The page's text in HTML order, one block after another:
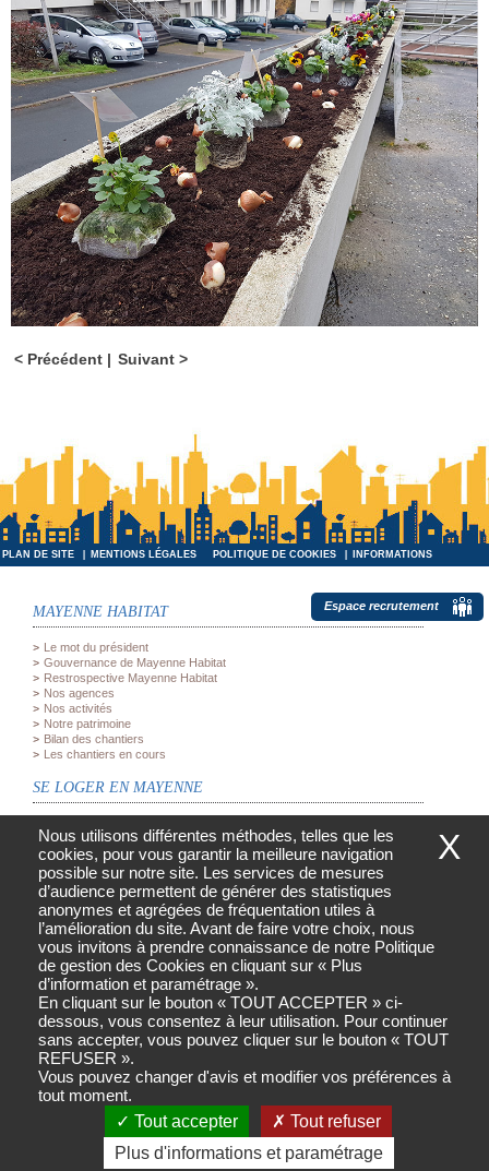
Précédent Suivant
PLAN DE SITE MENTIONS LÉGALES POLITIQUE DE COOKIES
INFORMATIONS
MAYENNE HABITAT
Le mot du président
Gouvernance de Mayenne Habitat
Restrospective Mayenne Habitat
Nos agences
Nos activités
Notre patrimoine
Bilan des chantiers
Les chantiers en cours
SE LOGER EN MAYENNE
Vous recherchez un garage
Vous recherchez un local commercial
L'accession à la propriété
ESPACE PROFESSIONNEL
Publicité
Avis d'attribution
Espace recrutement
VOUS ÊTES LOCATAIRE
Vous êtes locataire
Votre loyer et vos charges locatives
Les aides
Les documents à votre disposition
Votre espace personnalisé
Réalisation Ceasy
X
Nous utilisons différentes méthodes, telles que les
cookies, pour vous garantir la meilleure navigation
possible sur notre site. Les services de mesures
d’audience permettent de générer des statistiques
anonymes et agrégées de fréquentation utiles à
l’amélioration du site. Avant de faire votre choix, nous
vous invitons à prendre connaissance de notre Politique
de gestion des Cookies en cliquant sur « Plus
d’information et paramétrage ».
En cliquant sur le bouton « TOUT ACCEPTER » ci-
dessous, vous consentez à leur utilisation. Pour continuer
sans accepter, vous pouvez cliquer sur le bouton « TOUT
REFUSER ».
Vous pouvez changer d'avis et modifier vos préférences à
tout moment.
Tout accepter
Tout refuser
Plus d'informations et paramétrage